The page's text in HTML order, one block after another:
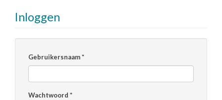
Inloggen
Gebruikersnaam*
Wachtwoord *